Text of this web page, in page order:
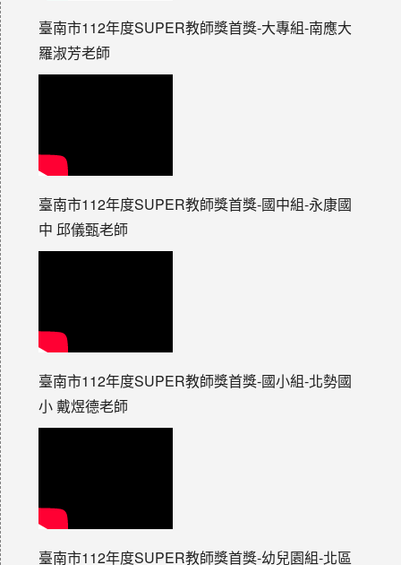
臺南市112年度SUPER教師獎首獎-大專組-南應大
羅淑芳老師
臺南市112年度SUPER教師獎首獎-國中組-永康國
中 邱儀甄老師
臺南市112年度SUPER教師獎首獎-國小組-北勢國
小 戴煜德老師
臺南市112年度SUPER教師獎首獎-幼兒園組-北區